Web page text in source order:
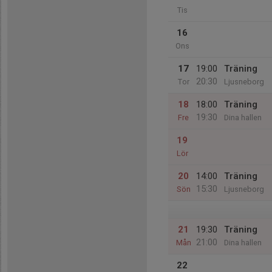
Tis
16
Ons
17
Tor
19:00
20:30
Träning
Ljusneborg
18
Fre
18:00
19:30
Träning
Dina hallen
19
Lör
20
Sön
14:00
15:30
Träning
Ljusneborg
21
Mån
19:30
21:00
Träning
Dina hallen
22